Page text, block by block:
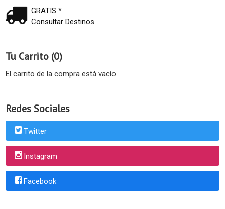
GRATIS *
Consultar Destinos
Tu Carrito (0)
El carrito de la compra está vacío
Redes Sociales
Twitter
Instagram
Facebook